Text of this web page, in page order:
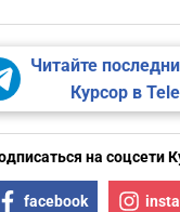
Читайте
Курсор в
на соцсети
facebook